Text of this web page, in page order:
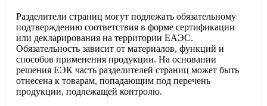
Разделители страниц могут подлежать обязательному
подтверждению соответствия в форме сертификации
или декларирования на территории ЕАЭС.
Обязательность зависит от материалов, функций и
способов применения продукции. На основании
решения ЕЭК часть разделителей страниц может быть
отнесена к товарам, попадающим под перечень
продукции, подлежащей контролю.